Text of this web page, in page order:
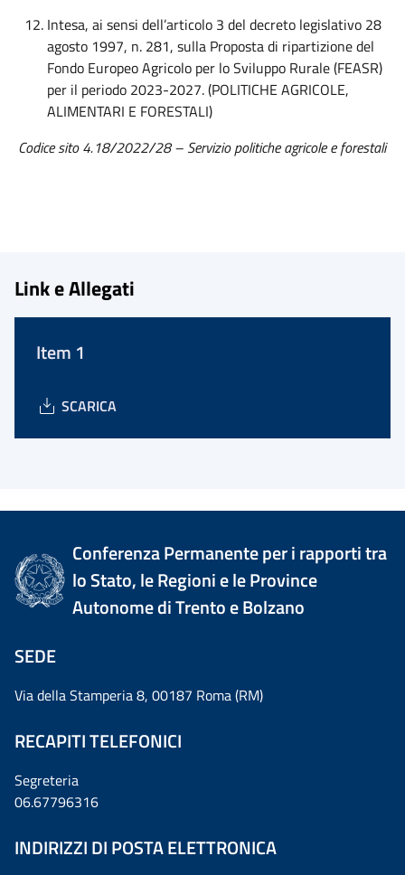
Intesa, ai sensi dell’articolo 3 del decreto legislativo 28
agosto 1997, n. 281, sulla Proposta di ripartizione del
Fondo Europeo Agricolo per lo Sviluppo Rurale (FEASR)
per il periodo 2023-2027. (POLITICHE AGRICOLE,
ALIMENTARI E FORESTALI)
Codice sito 4.18/2022/28 – Servizio politiche agricole e forestali
Link e Allegati
Item 1
SCARICA
Conferenza Permanente per i rapporti tra
lo Stato, le Regioni e le Province
Autonome di Trento e Bolzano
SEDE
Via della Stamperia 8, 00187 Roma (RM)
RECAPITI TELEFONICI
Segreteria
06.67796316
INDIRIZZI DI POSTA ELETTRONICA